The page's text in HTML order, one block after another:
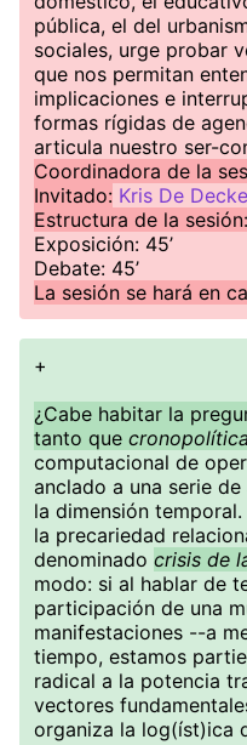
pública, el del
sociales, urge probar
que nos permitan
implicaciones e
formas rígidas de
articula nuestro ser-
Coordinadora de la
Invitado: Kris De
Estructura de la sesión:
Exposición: 45’
Debate: 45’
La sesión se hará en
+
¿Cabe habitar la
tanto que cronopolítica
computacional de
anclado a una serie
la dimensión
la precariedad
denominado crisis de
modo: si al hablar de
participación de una
manifestaciones --a
tiempo, estamos
radical a la potencia
vectores
organiza la log(íst)ica